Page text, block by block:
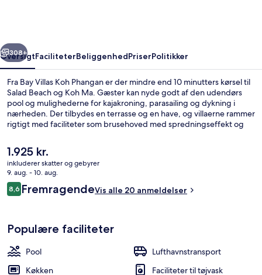
Næste
308+
OversigtFaciliteterBeliggenhedPriserPolitikker
Fra Bay Villas Koh Phangan er der mindre end 10 minutters kørsel til
Salad Beach og Koh Ma. Gæster kan nyde godt af den udendørs
pool og mulighederne for kajakroning, parasailing og dykning i
nærheden. Der tilbydes en terrasse og en have, og villaerne rammer
rigtigt med faciliteter som brusehoved med spredningseffekt og
Den
nuværende
pris
er
1.925 kr.
1.925 kr.
inkluderer skatter og gebyrer
9. aug. - 10. aug.
Anmeldelser
8,68,6 ud af 10.
FremragendeVis alle 20 anmeldelser
Populære faciliteter
Pool
Lufthavnstransport
Køkken
Faciliteter til tøjvask